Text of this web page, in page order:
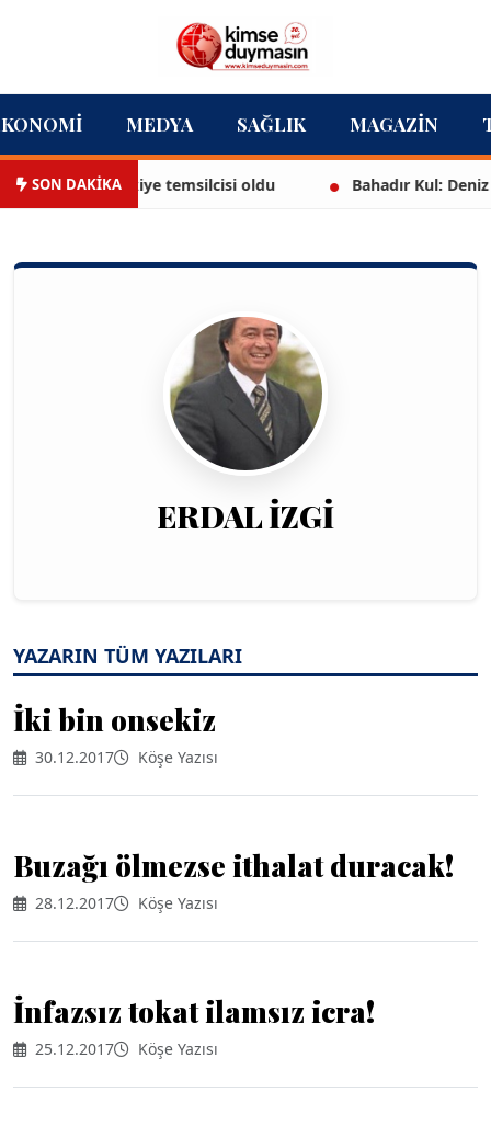
MEDYA SAĞLIK MAGAZIN
SON DAKİKA
temsilcisi oldu Bahadır Kul: Deniz kenarında
ERDAL İZGİ
YAZARIN TÜM YAZILARI
İki bin onsekiz
30.12.2017 Köşe Yazısı
Buzağı ölmezse ithalat duracak!
28.12.2017 Köşe Yazısı
İnfazsız tokat ilamsız icra!
25.12.2017 Köşe Yazısı